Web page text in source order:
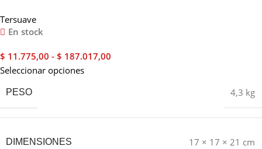
Tersuave
En stock
$ 11.775,00 - $ 187.017,00
Seleccionar opciones
PESO 4,3 kg
DIMENSIONES 17 × 17 × 21 cm